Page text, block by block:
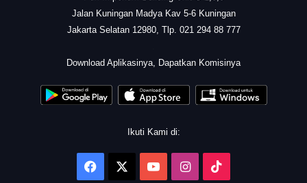
Jalan Kuningan Madya Kav 5-6 Kuningan
Jakarta Selatan 12980, Tlp. 021 294 88 777
Download Aplikasinya, Dapatkan Komisinya
Ikuti Kami di:
Facebook YouTubeInstagram